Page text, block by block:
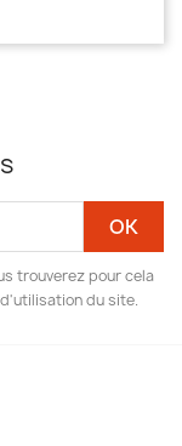
trouverez pour cela
du site.